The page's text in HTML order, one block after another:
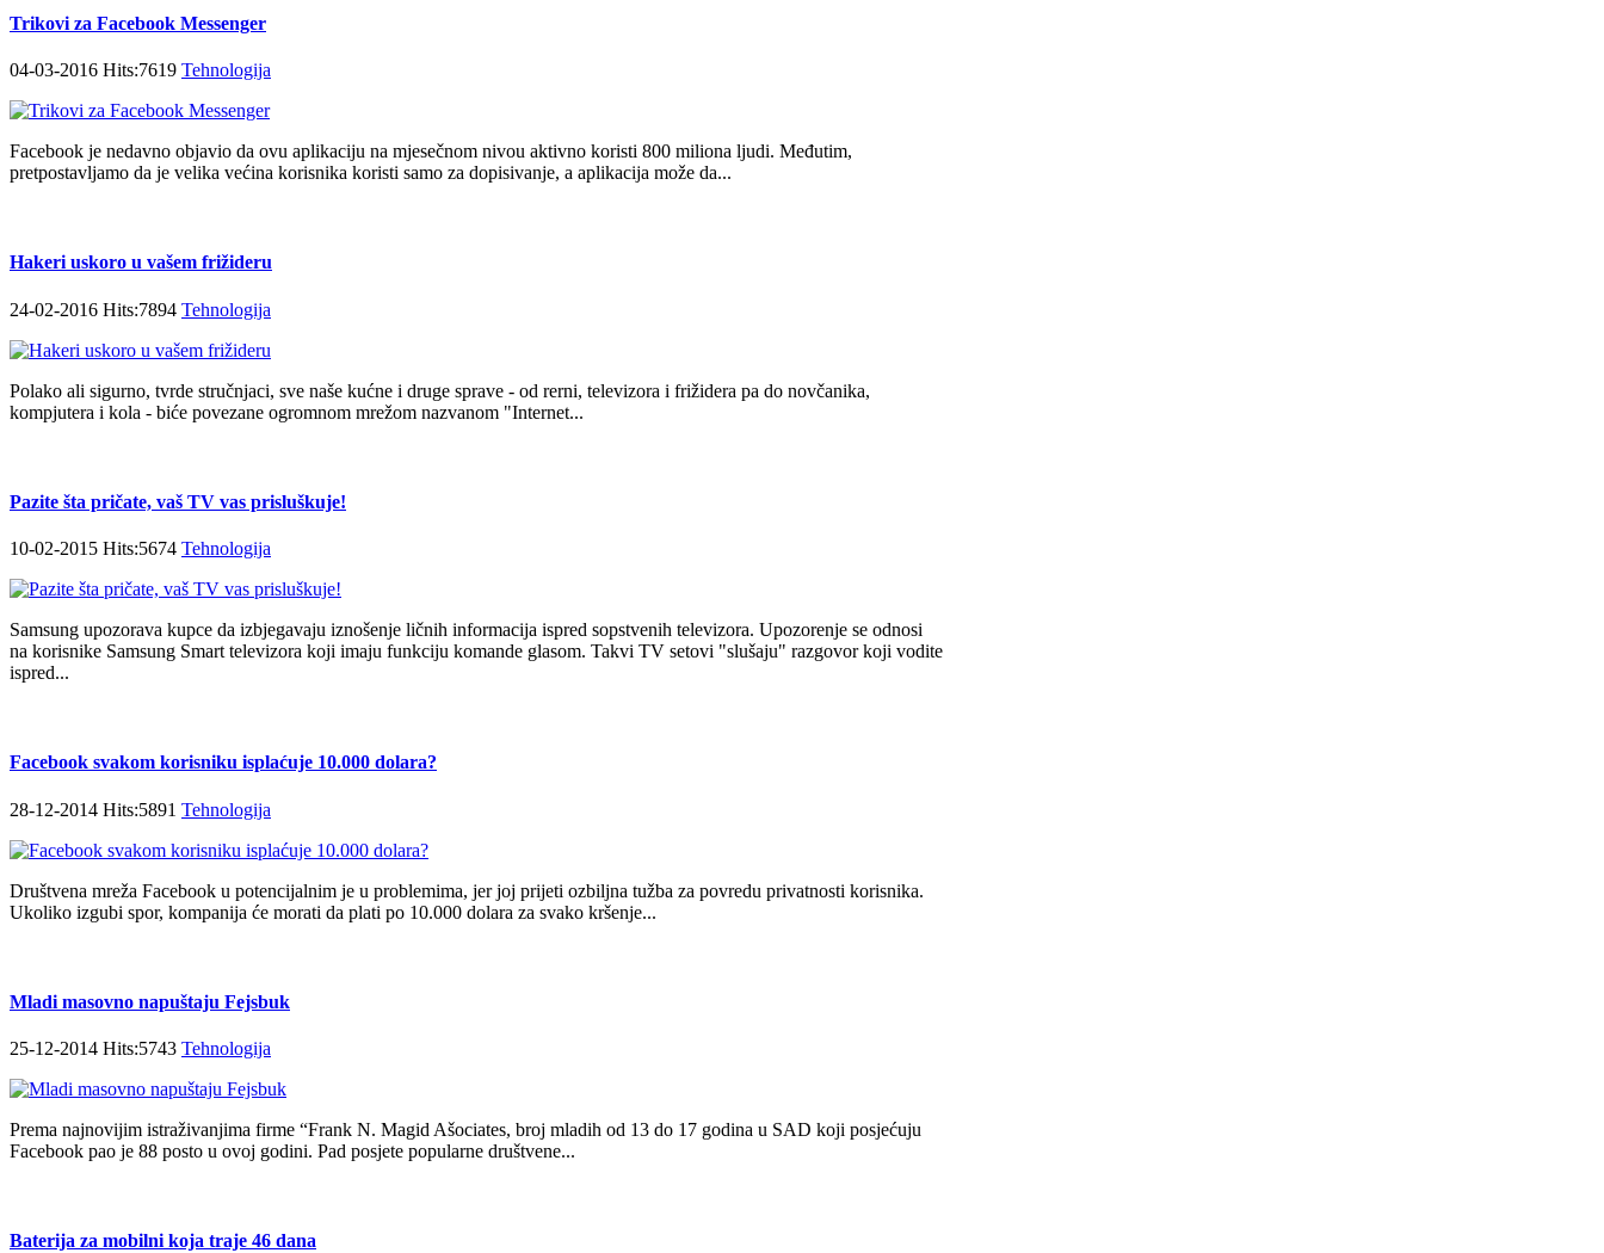
Trikovi za Facebook Messenger
04-03-2016 Hits:7619 Tehnologija
Facebook je nedavno objavio da ovu aplikaciju na mjesečnom nivou aktivno koristi 800 miliona ljudi. Međutim,
pretpostavljamo da je velika većina korisnika koristi samo za dopisivanje, a aplikacija može da...
Hakeri uskoro u vašem frižideru
24-02-2016 Hits:7894 Tehnologija
Polako ali sigurno, tvrde stručnjaci, sve naše kućne i druge sprave - od rerni, televizora i frižidera pa do novčanika,
kompjutera i kola - biće povezane ogromnom mrežom nazvanom "Internet...
Pazite šta pričate, vaš TV vas prisluškuje!
10-02-2015 Hits:5674 Tehnologija
Samsung upozorava kupce da izbjegavaju iznošenje ličnih informacija ispred sopstvenih televizora. Upozorenje se odnosi
na korisnike Samsung Smart televizora koji imaju funkciju komande glasom. Takvi TV setovi "slušaju" razgovor koji vodite
ispred...
Facebook svakom korisniku isplaćuje 10.000 dolara?
28-12-2014 Hits:5891 Tehnologija
Društvena mreža Facebook u potencijalnim je u problemima, jer joj prijeti ozbiljna tužba za povredu privatnosti korisnika.
Ukoliko izgubi spor, kompanija će morati da plati po 10.000 dolara za svako kršenje...
Mladi masovno napuštaju Fejsbuk
25-12-2014 Hits:5743 Tehnologija
Prema najnovijim istraživanjima firme “Frank N. Magid Ašociates, broj mladih od 13 do 17 godina u SAD koji posjećuju
Facebook pao je 88 posto u ovoj godini. Pad posjete popularne društvene...
Baterija za mobilni koja traje 46 dana